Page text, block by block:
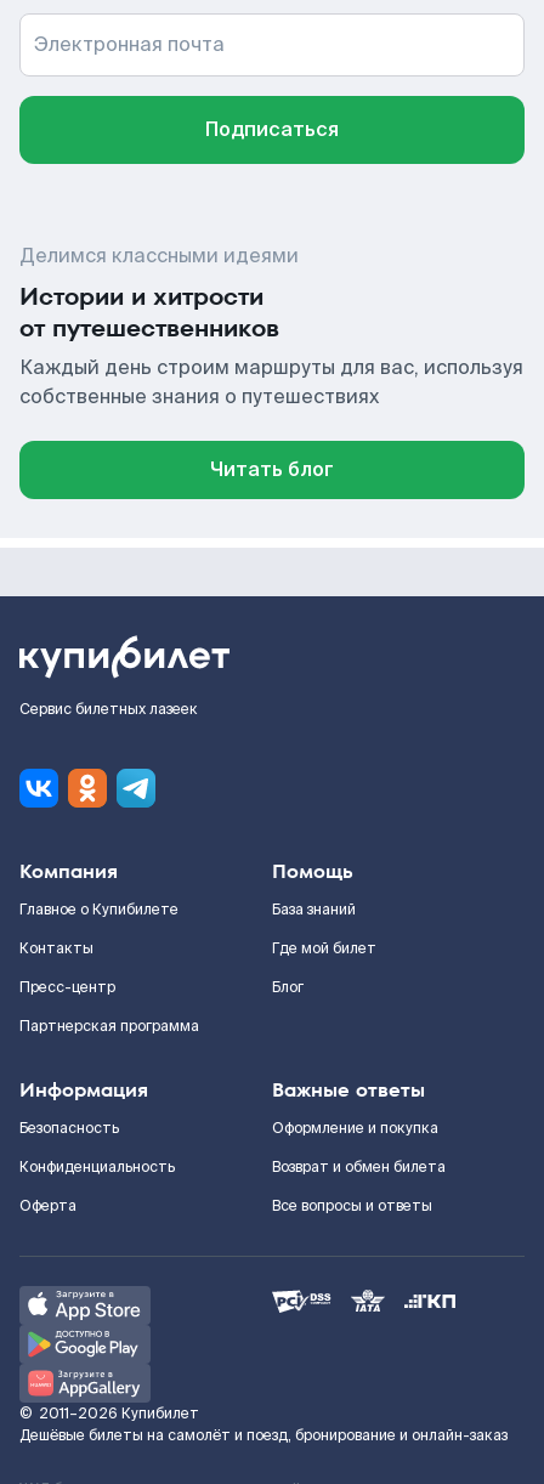
Электронная почта
Подписаться
Делимся классными идеями
Истории и хитрости
от путешественников
Каждый день строим маршруты для вас, используя
собственные знания о путешествиях
Читать блог
Сервис билетных лазеек
Компания
Главное о Купибилете
Контакты
Пресс-центр
Партнерская программа
Помощь
База знаний
Где мой билет
Блог
Информация
Безопасность
Конфиденциальность
Оферта
Важные ответы
Оформление и покупка
Возврат и обмен билета
Все вопросы и ответы
© 2011–2026 Купибилет
Дешёвые билеты на самолёт и поезд, бронирование и онлайн-заказ